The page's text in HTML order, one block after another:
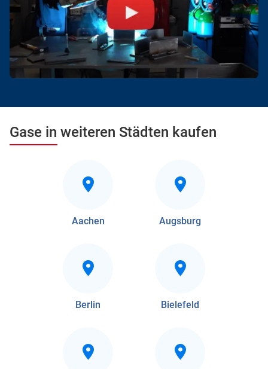
Gase in weiteren Städten kaufen
Aachen Augsburg
Berlin Bielefeld